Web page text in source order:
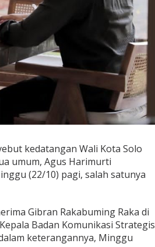
kedatangan Wali Kota Solo
umum, Agus Harimurti
(22/10) pagi, salah satunya
Gibran Rakabuming Raka di
Badan Komunikasi Strategis
keterangannya, Minggu